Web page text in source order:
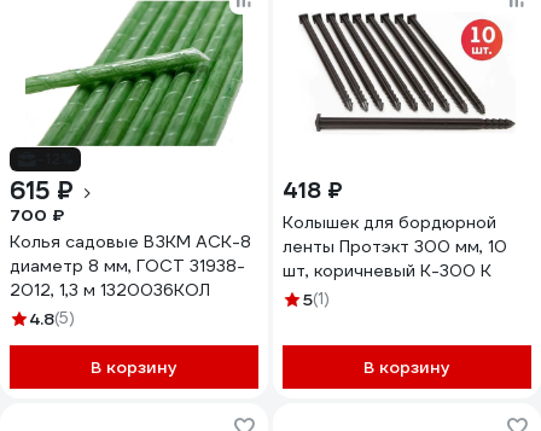
615 ₽
700 ₽
Колья садовые ВЗКМ АСК-8
диаметр 8 мм, ГОСТ 31938-
2012, 1,3 м 1320036КОЛ
4.8(5)
В корзину
418 ₽
Колышек для бордюрной
ленты Протэкт 300 мм, 10
шт, коричневый К-300 К
5(1)
В корзину